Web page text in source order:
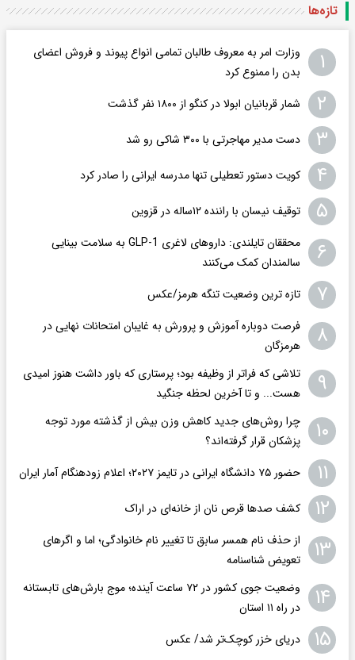
تازه‌ها
۱
وزارت امر به معروف طالبان تمامی انواع پیوند و فروش اعضای
بدن را ممنوع کرد
۲ شمار قربانیان ابولا در کنگو از ۱۸۰۰ نفر گذشت
۳ دست مدیر مهاجرتی با ۳۰۰ شاکی رو شد
۴ کویت دستور تعطیلی تنها مدرسه ایرانی را صادر کرد
۵ توقیف نیسان با راننده ۱۲ساله در قزوین
۶
محققان تایلندی: داروهای لاغری GLP-1 به سلامت بینایی
سالمندان کمک می‌کنند
۷ تازه ترین وضعیت تنگه هرمز/عکس
۸
فرصت دوباره آموزش و پرورش به غایبان امتحانات نهایی در
هرمزگان
۹
تلاشی که فراتر از وظیفه بود؛ پرستاری که باور داشت هنوز امیدی
هست... و تا آخرین لحظه جنگید
۱۰
چرا روش‌های جدید کاهش وزن بیش از گذشته مورد توجه
پزشکان قرار گرفته‌اند؟
۱۱ حضور ۷۵ دانشگاه ایرانی در تایمز ۲۰۲۷؛ اعلام زودهنگام آمار ایران
۱۲ کشف صدها قرص نان از خانه‌ای در اراک
۱۳
از حذف نام همسر سابق تا تغییر نام خانوادگی؛ اما و اگرهای
تعویض شناسنامه
۱۴
وضعیت جوی کشور در ۷۲ ساعت آینده؛ موج بارش‌های تابستانه
در راه ۱۱ استان
۱۵ دریای خزر کوچک‌تر شد/ عکس